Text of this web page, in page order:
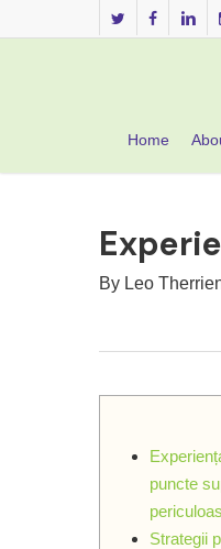
to
twitter facebook
Home
By Leo
puncte
Strategii